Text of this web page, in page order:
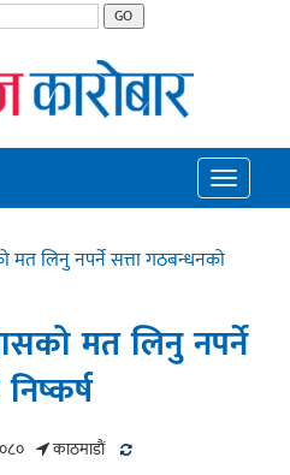
GO
Toggle
मत लिनु नपर्ने सत्ता गठबन्धनको
मत लिनु नपर्ने
काठमाडाैं